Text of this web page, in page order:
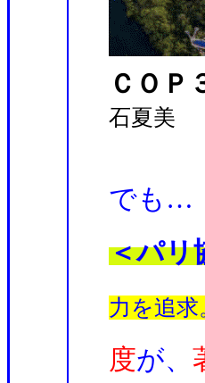
ＣＯＰ
石夏美
でも…
＜パリ
力を追
度が、